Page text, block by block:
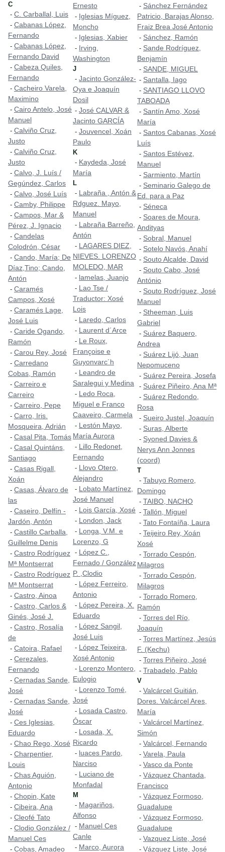
C
- C. Carballal, Luis
- Cabanas López,
Fernando
- Cabanas López,
Fernando David
- Cabeza Quiles,
Fernando
- Cacheiro Varela,
Maximino
- Cairo Antelo, José
Manuel
- Calviño Cruz,
Justo
- Calviño Cruz,
Justo
- Calvo, J. Luís /
Gegúndez, Carlos
- Calvo, José Luís
- Camby, Philippe
- Campos, Mar &
Pérez, J. Ignacio
- Candelas
Colodrón, César
- Cando, María; De
Díaz,Tino; Cando,
Antón
- Caramés
Campos, Xosé
- Caramés Lage,
José Luis
- Caride Ogando,
Ramón
- Carou Rey, José
- Carredano
Cobas, Ramón
- Carreiro e
Carreiro
- Carreiro, Pepe
- Carro, Iris.
Mosqueira, Adrián
- Casal Pita, Tomás
- Casal Quintáns,
Santiago
- Casas Rigall,
Xoán
- Casas, Álvaro de
las
- Caseiro, Delfín -
Jardón, Antón
- Castillo Carballa,
Guillelme Denis
- Castro Rodríguez
Mª Montserrat
- Castro Rodríguez
Mª Montserrat
- Castro, Ainoa
- Castro, Carlos &
Ginés, José J.
- Castro, Rosalía
de
- Catoira, Rafael
- Cerezales,
Fernando
- Cernadas Sande,
José
- Cernadas Sande,
José
- Ces Iglesias,
Eduardo
- Chao Rego, Xosé
- Charpentier,
Louis
- Chas Aguión,
Antonio
- Chopin, Kate
- Cibeira, Ana
- Cleofé Tato
- Clodio González /
Manuel Ces
- Cobas, Amadeo
Ernesto
- Iglesias Míguez,
Moncho
- Iglesias, Xabier
- Irving,
Washington
J
- Jacinto González-
Oya e Joaquín
Dosil
- José CALVAR &
Jacinto GARCÍA
- Jouvencel, Xoán
Paulo
K
- Kaydeda, José
María
L
- Labraña , Antón &
Rdguez. Mayo,
Manuel
- Labraña Barreño,
Antón
- LAGARES DIEZ,
NIEVES. LORENZO
MOLEDO, MAR
- lamelas, Juanjo
- Lao Tse /
Traductor: Xosé
Lois
- Laredo, Carlos
- Laurent d´Arce
- Le Roux,
Françoise e
Guyonvarc´h
- Leandro de
Saralegui y Medina
- Ledo Roca,
Miguel e Franco
Caaveiro, Carmela
- Lestón Mayo,
María Aurora
- Lillo Redonet,
Fernando
- Llovo Otero,
Alejandro
- Lobato Martínez,
José Manuel
- Lois García, Xosé
- London, Jack
- Longa, V.M. e
Lorenzo, G
- López C.,
Fernado / González
P. ,Clodio
- López Ferreiro,
Antonio
- López Pereira, X.
Eduardo
- López Sangil,
José Luis
- López Teixeira,
Xosé Antonio
- Lorenzo Montero,
Eulogio
- Lorenzo Tomé,
José
- Losada Castro,
Óscar
- Losada, X.
Ricardo
- luaces Pardo,
Narciso
- Luciano de
Monfadal
M
- Magariños,
Alfonso
- Manuel Ces
Canle
- Marco, Aurora
- Sánchez Fernández
Patricio, Barajas Alonso,
Fraiz Brea José Antonio
- Sánchez, Ramón
- Sande Rodríguez,
Benjamín
- SANDE, MIGUEL
- Santalla, Iago
- SANTIAGO LLOVO
TABOADA
- Santín Amo, Xosé
María
- Santos Cabanas, Xosé
Luís
- Santos Estévez,
Manuel
- Sarmiento, Martín
- Seminario Galego de
Ed. para a Paz
- Séneca
- Soares de Moura,
Andityas
- Sobral, Manuel
- Sotelo Navós, Anahí
- Souto Alcalde, David
- Souto Cabo, José
António
- Souto Rodríguez, José
Manuel
- Stheeman, Luis
Gabriel
- Suárez Baquero,
Andrea
- Suárez Lijó, Juan
Nepomuceno
- Suárez Pereira, Josefa
- Suárez Piñeiro, Ana Mª
- Suárez Redondo,
Rosa
- Sueiro Justel, Joaquín
- Suras, Alberte
- Syoned Davies &
Nerys Ann Jonnes
(coord)
T
- Tabuyo Romero,
Domingo
- TAIBO, NACHO
- Tallón, Miguel
- Tato Fontaíña, Laura
- Teijeiro Rey, Xoán
Xosé
- Torrado Cespón,
Milagros
- Torrado Cespón,
Milagros
- Torrado Romero,
Ramón
- Torres del Río,
Joaquín
- Torres Martínez, Jesús
F. (Kechu)
- Torres Piñeiro, José
- Trabadelo, Pablo
V
- Valcárcel Guitián,
Dores. Valcárcel Ares,
María
- Valcárcel Martínez,
Simón
- Valcárcel, Fernando
- Varela, Paula
- Vasco da Ponte
- Vázquez Chantada,
Francisco
- Vázquez Formoso,
Guadalupe
- Vázquez Formoso,
Guadalupe
- Vazquez Liste, José
- Vázquez Liste, José